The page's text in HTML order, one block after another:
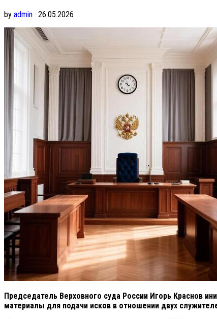
by admin · 26.05.2026
Председатель Верховного суда России Игорь Краснов
материалы для подачи исков в отношении двух